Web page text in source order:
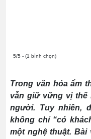
5/5 - (1 bình chọn)
Trong văn hóa ẩm
vẫn giữ vững vị thế
người. Tuy nhiên,
không chỉ “có
một nghệ thuật. Bài